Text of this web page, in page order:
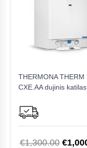
THERMONA THERM
CXE.AA dujinis katilas
€1,300.00 €